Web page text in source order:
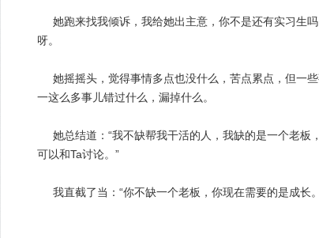
她跑来找我倾诉，我给她出主意，你不是还有实习生
呀。
她摇摇头，觉得事情多点也没什么，苦点累点，但一
一这么多事儿错过什么，漏掉什么。
她总结道：“我不缺帮我干活的人，我缺的是一个老板
可以和Ta讨论。”
我直截了当：“你不缺一个老板，你现在需要的是成长